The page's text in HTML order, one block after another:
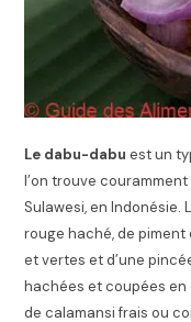
Le dabu-dabu est un
l’on trouve
Sulawesi, en
rouge haché, de piment
et vertes et d’une
hachées et coupées en
de calamansi frais ou